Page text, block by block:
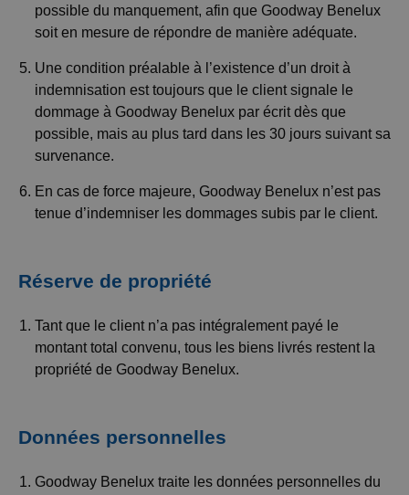
possible du manquement, afin que Goodway Benelux
soit en mesure de répondre de manière adéquate.
Une condition préalable à l’existence d’un droit à
indemnisation est toujours que le client signale le
dommage à Goodway Benelux par écrit dès que
possible, mais au plus tard dans les 30 jours suivant sa
survenance.
En cas de force majeure, Goodway Benelux n’est pas
tenue d’indemniser les dommages subis par le client.
Réserve de propriété
Tant que le client n’a pas intégralement payé le
montant total convenu, tous les biens livrés restent la
propriété de Goodway Benelux.
Données personnelles
Goodway Benelux traite les données personnelles du